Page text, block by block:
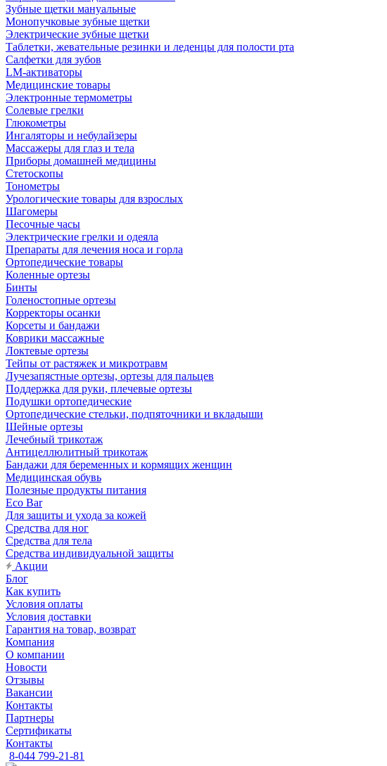
Зубные щетки мануальные
Монопучковые зубные щетки
Электрические зубные щетки
Таблетки, жевательные резинки и леденцы для полости рта
Салфетки для зубов
LM-активаторы
Медицинские товары
Электронные термометры
Cолевые грелки
Глюкометры
Ингаляторы и небулайзеры
Массажеры для глаз и тела
Приборы домашней медицины
Стетоскопы
Тонометры
Урологические товары для взрослых
Шагомеры
Песочные часы
Электрические грелки и одеяла
Препараты для лечения носа и горла
Ортопедические товары
Коленные ортезы
Бинты
Голеностопные ортезы
Корректоры осанки
Корсеты и бандажи
Коврики массажные
Локтевые ортезы
Тейпы от растяжек и микротравм
Лучезапястные ортезы, ортезы для пальцев
Поддержка для руки, плечевые ортезы
Подушки ортопедические
Ортопедические стельки, подпяточники и вкладыши
Шейные ортезы
Лечебный трикотаж
Антицеллюлитный трикотаж
Бандажи для беременных и кормящих женщин
Медицинская обувь
Полезные продукты питания
Eco Bar
Для защиты и ухода за кожей
Средства для ног
Средства для тела
Средства индивидуальной защиты
Акции
Блог
Как купить
Условия оплаты
Условия доставки
Гарантия на товар, возврат
Компания
О компании
Новости
Отзывы
Вакансии
Контакты
Партнеры
Сертификаты
Контакты
8-044 799-21-81